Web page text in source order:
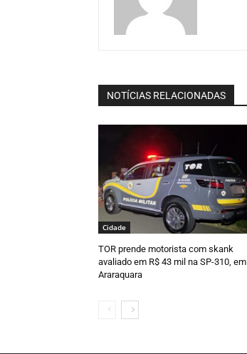
NOTÍCIAS RELACIONADAS
Cidade
TOR prende motorista com skank
avaliado em R$ 43 mil na SP-310, em
Araraquara